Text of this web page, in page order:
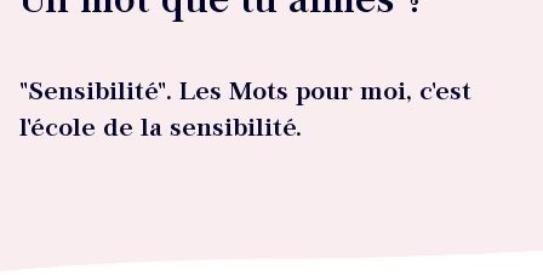
"Sensibilité". Les Mots pour moi, c'est
l'école de la sensibilité.